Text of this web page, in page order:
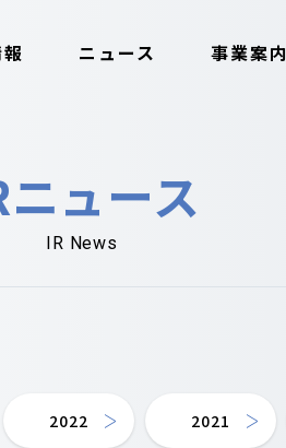
ニュース 事業案内
ュース
IR News
2022 2021